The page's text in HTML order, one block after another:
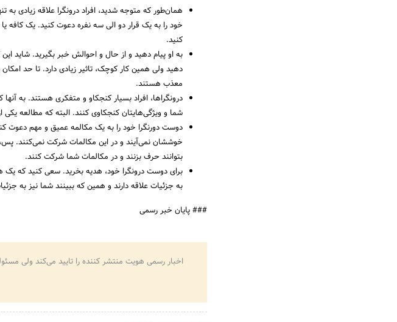
همان‌طور که متوجه شدید، افراد درونگرا علاقه زیادی
خود را به یک قرار دو الی سه نفره دعوت کنید. یک کافه
کنید.
به او پیام دهید و از حال و احوالش خبر بگیرید. شاید
دهید ولی همین کار کوچک، تاثیر زیادی دارد. تا حد
معذب هستند.
درونگراها، افراد بسیار کنجکاو و متفکری هستند. به
شما و ویژگی‌هایتان کنجکاوی کنند. البته که مطالعه یکی
دوست دورنگرا خود را به یک مکالمه عمیق و مهم دعوت
خوششان نمی‌آیند و در این مکالمات شرکت نمی‌کنند.
بتوانند حرف بزنند و در مکالمات شما شرکت کنند.
برای دوست درونگرا خود، هدیه بخرید. سعی کنید که یک
به جزئیات علاقه دارند و همین که ببینند شما نیز به
### پایان خبر رسمی
اخبار رسمی هویت منتشر کننده را تایید می‌کند ولی